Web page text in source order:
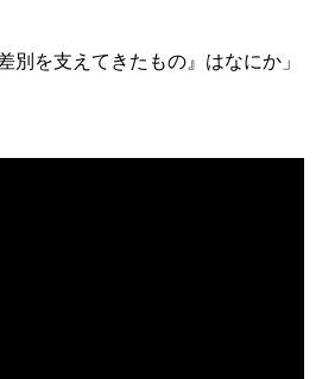
別を支えてきたもの』はなにか」